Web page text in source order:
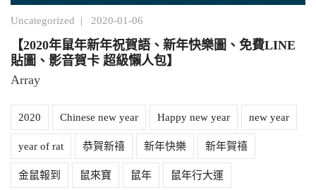
Uncategorized | 2020-01-06
【2020年鼠年新年祝賀語、新年快樂圖、免費LINE
貼圖、影音賀卡 超級懶人包】
Array
2020 Chinese new year Happy new year new year
year of rat 恭賀新禧 新年快樂 新年賀禧
金鼠報到 鼠來寶 鼠年 鼠年行大運